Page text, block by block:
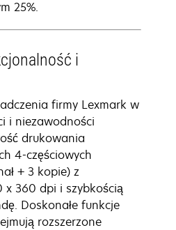
25%.
i
firmy Lexmark w
i niezawodności
drukowania
4-częściowych
+ 3 kopie) z
x 360 dpi i szybkością
Doskonałe funkcje
rozszerzone